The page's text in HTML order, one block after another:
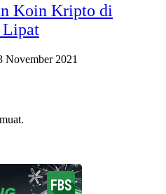
Koin Kripto di
November 2021